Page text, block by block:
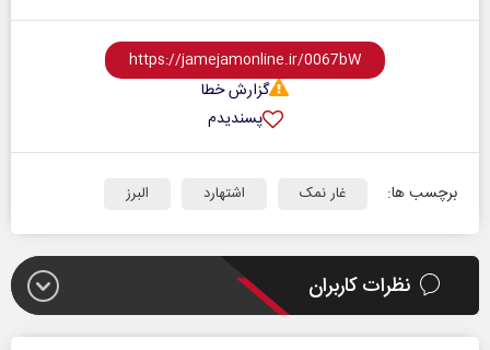
گزارش خطا
پسندیدم
برچسب ها: غار نمک اشتهارد البرز
نظرات کاربران